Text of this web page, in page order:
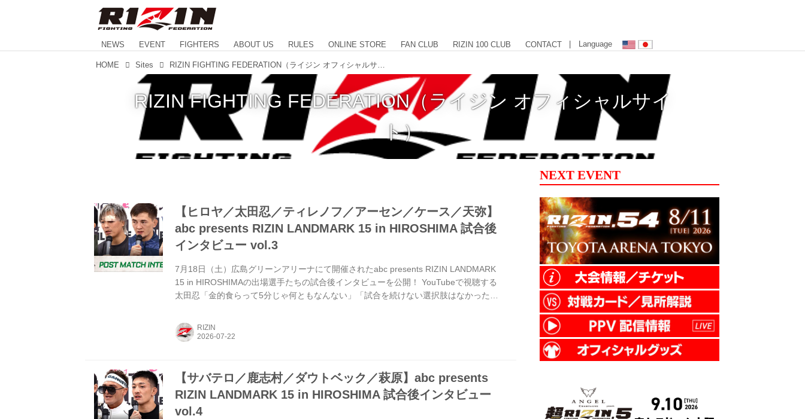
NEWS EVENT FIGHTERS ABOUT US RULES ONLINE STORE FAN CLUB RIZIN 100 CLUB CONTACT | Language
HOME Sites
RIZIN FIGHTING FEDERATION（ライジン オフィシャルサイ
ト）
【ヒロヤ／太田忍／ティレノフ／アーセン／ケース／天弥】
abc presents RIZIN LANDMARK 15 in HIROSHIMA 試合後
インタビュー vol.3
7月18日（土）広島グリーンアリーナにて開催されたabc presents RIZIN LANDMARK
15 in HIROSHIMAの出場選手たちの試合後インタビューを公開！ YouTubeで視聴する
太田忍「金的食らって5分じゃ何ともなんない」「試合を続けない選択肢はなかった」
悔しいですね。1ラウンドは自分がやりたいことは比較的できてたかなという風に思う
し、自分のペースで進められてたかなと思うんですけど、負けといてアレですけど、
RIZIN
【サバテロ／鹿志村／ダウトベック／萩原】abc presents
RIZIN LANDMARK 15 in HIROSHIMA 試合後インタビュー
vol.4
NEXT EVENT